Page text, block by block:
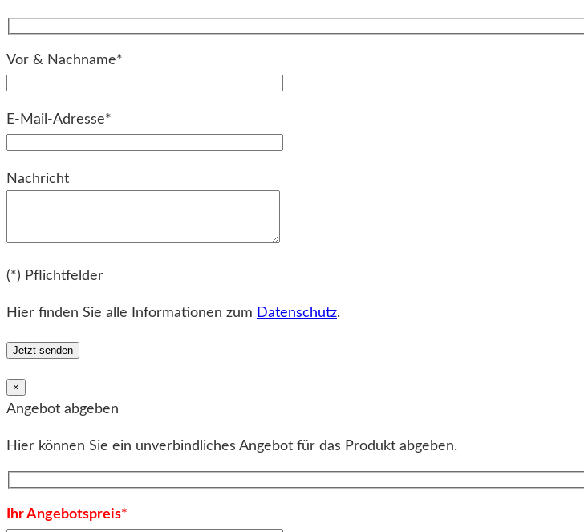
Vor & Nachname*
E-Mail-Adresse*
Nachricht
(*) Pflichtfelder
Hier finden Sie alle Informationen zum Datenschutz.
×
Angebot abgeben
Hier können Sie ein unverbindliches Angebot für das Produkt abgeben.
Ihr Angebotspreis*